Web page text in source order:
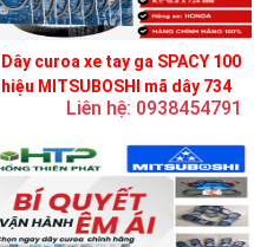
Dây curoa xe tay ga SPACY 100
hiệu MITSUBOSHI mã dây 734
Liên hệ: 0938454791